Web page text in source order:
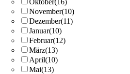
November(10)
Dezember(11)
Januar(10)
Februar(12)
März(13)
April(10)
Mai(13)